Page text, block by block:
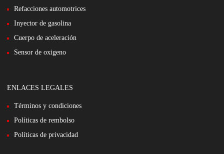
Refacciones automotrices
Inyector de gasolina
Cuerpo de aceleración
Sensor de oxigeno
ENLACES LEGALES
Términos y condiciones
Políticas de rembolso
Políticas de privacidad